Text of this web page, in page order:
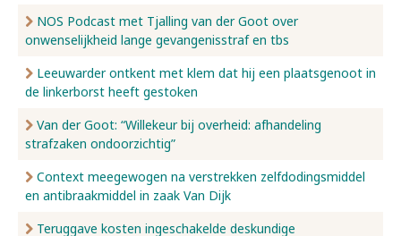
NOS Podcast met Tjalling van der Goot over
onwenselijkheid lange gevangenisstraf en tbs
Leeuwarder ontkent met klem dat hij een plaatsgenoot in
de linkerborst heeft gestoken
Van der Goot: “Willekeur bij overheid: afhandeling
strafzaken ondoorzichtig”
Context meegewogen na verstrekken zelfdodingsmiddel
en antibraakmiddel in zaak Van Dijk
Teruggave kosten ingeschakelde deskundige